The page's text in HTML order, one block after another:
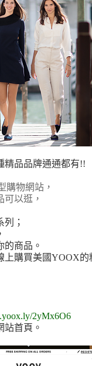
精品品牌通通都有!!
購物網站，
以逛，
；
商品。
上購買美國YOOX的
2yMx6O6
首頁。